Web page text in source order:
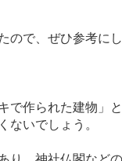
ので、ぜひ参考に
で作られた建物」
ないでしょう。